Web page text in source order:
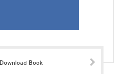
Download Book